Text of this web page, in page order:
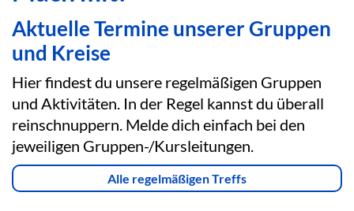
Aktuelle Termine unserer Gruppen
und Kreise
Hier findest du unsere regelmäßigen Gruppen
und Aktivitäten. In der Regel kannst du überall
reinschnuppern. Melde dich einfach bei den
jeweiligen Gruppen-/Kursleitungen.
Alle regelmäßigen Treffs